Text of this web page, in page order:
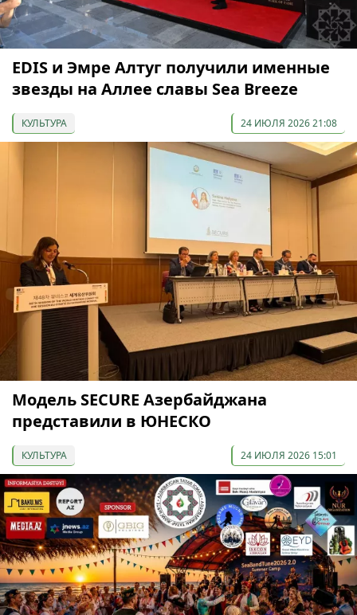
EDIS и Эмре Алтуг получили именные
звезды на Аллее славы Sea Breeze
КУЛЬТУРА 24 ИЮЛЯ 2026 21:08
Модель SECURE Азербайджана
представили в ЮНЕСКО
КУЛЬТУРА 24 ИЮЛЯ 2026 15:01